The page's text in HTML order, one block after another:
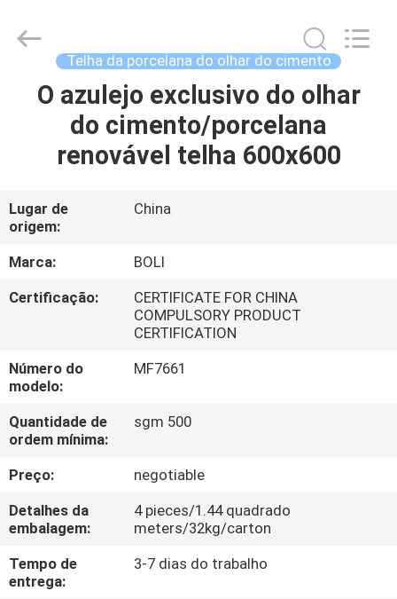
PARA
VÍDEOS
SOBRE
VISITA
À
FÁBRICA
CONTROLE
DE
QUALIDADE
CERAMICS
CO.,LTD..
Telha da porcelana do olhar do cimento
O azulejo exclusivo do olhar
do cimento/porcelana
renovável telha 600x600
Lugar de
origem:
China
Marca:
BOLI
Certificação:
CERTIFICATE FOR CHINA
COMPULSORY PRODUCT
CERTIFICATION
Número do
modelo:
MF7661
Quantidade de
ordem mínima:
sgm 500
Preço:
negotiable
Detalhes da
embalagem:
4 pieces/1.44 quadrado
meters/32kg/carton
Tempo de
entrega:
3-7 dias do trabalho